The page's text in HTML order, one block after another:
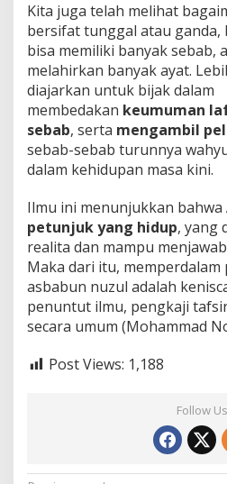
Kita juga telah melihat
bersifat tunggal atau ganda,
bisa memiliki banyak sebab,
melahirkan banyak ayat.
diajarkan untuk bijak dalam
membedakan keumuman
sebab, serta mengambil
sebab-sebab turunnya
dalam kehidupan masa kini.
Ilmu ini menunjukkan bahwa
petunjuk yang hidup, yang
realita dan mampu
Maka dari itu,
asbabun nuzul adalah
penuntut ilmu, pengkaji
secara umum (Mohammad
Post Views: 1,188
Follow Us